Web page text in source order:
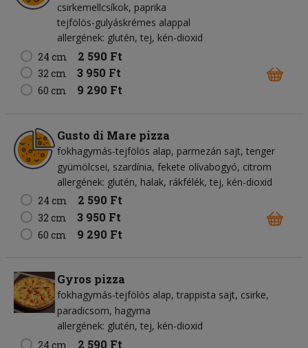
csirkemellcsíkok paprika
tejfölös-gulyáskrémes alappal
allergének: glutén, tej, kén-dioxid
24 cm
2 590 Ft
32 cm 3 950 Ft
60 cm 9 290 Ft
Gusto di Mare pizza
fokhagymás-tejfölös alap parmezán sajt tenger
gyümölcsei szardínia fekete olívabogyó citrom
allergének: glutén, halak, rákfélék, tej, kén-dioxid
24 cm
2 590 Ft
32 cm 3 950 Ft
60 cm 9 290 Ft
Gyros pizza
fokhagymás-tejfölös alap trappista sajt csirke
paradicsom hagyma
allergének: glutén, tej, kén-dioxid
24 cm
2 590 Ft